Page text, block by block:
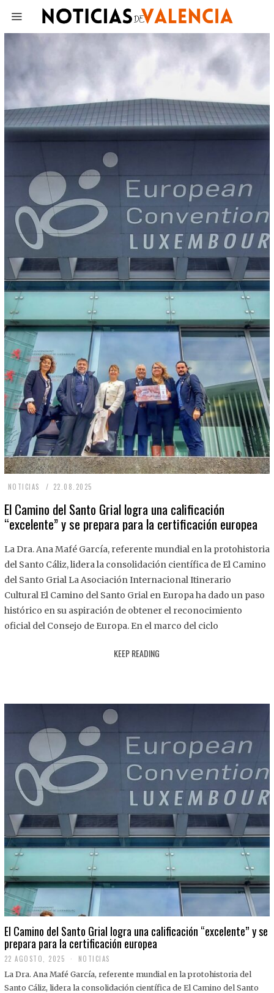
NOTICIAS 22.08.2025
.
8
2
2
El Camino del Santo Grial logra una calificación
“excelente” y se prepara para la certificación europea
La Dra. Ana Mafé García, referente mundial en la protohistoria
del Santo Cáliz, lidera la consolidación científica de El Camino
del Santo Grial La Asociación Internacional Itinerario
Cultural El Camino del Santo Grial en Europa ha dado un paso
histórico en su aspiración de obtener el reconocimiento
oficial del Consejo de Europa. En el marco del ciclo
KEEP READING
El Camino del Santo Grial logra una calificación “excelente” y se
prepara para la certificación europea
22 AGOSTO, 2025
2
A
G
NOTICIAS
La Dra. Ana Mafé García, referente mundial en la protohistoria del
Santo Cáliz, lidera la consolidación científica de El Camino del Santo